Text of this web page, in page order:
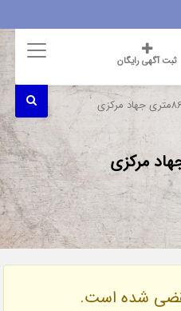
ثبت آگهی رایگان
شده است.